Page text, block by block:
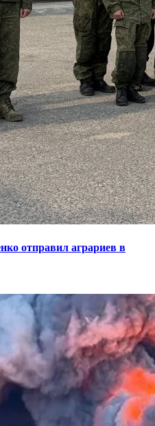
отправил аграриев в